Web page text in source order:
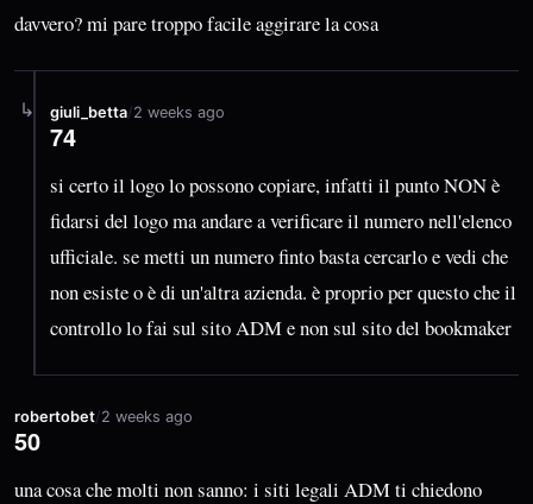
davvero? mi pare troppo facile aggirare la cosa
↳ giuli_betta/2 weeks ago
74
si certo il logo lo possono copiare, infatti il punto NON è
fidarsi del logo ma andare a verificare il numero nell'elenco
ufficiale. se metti un numero finto basta cercarlo e vedi che
non esiste o è di un'altra azienda. è proprio per questo che il
controllo lo fai sul sito ADM e non sul sito del bookmaker
robertobet/2 weeks ago
50
una cosa che molti non sanno: i siti legali ADM ti chiedono